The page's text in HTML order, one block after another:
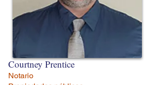
Courtney Prentice
Notario